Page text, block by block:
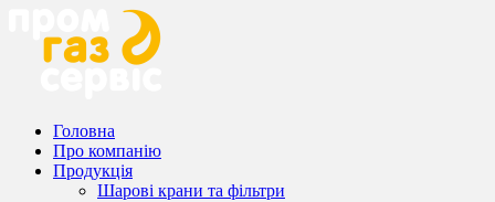
Головна
Про компанію
Продукція
Шарові крани та фільтри